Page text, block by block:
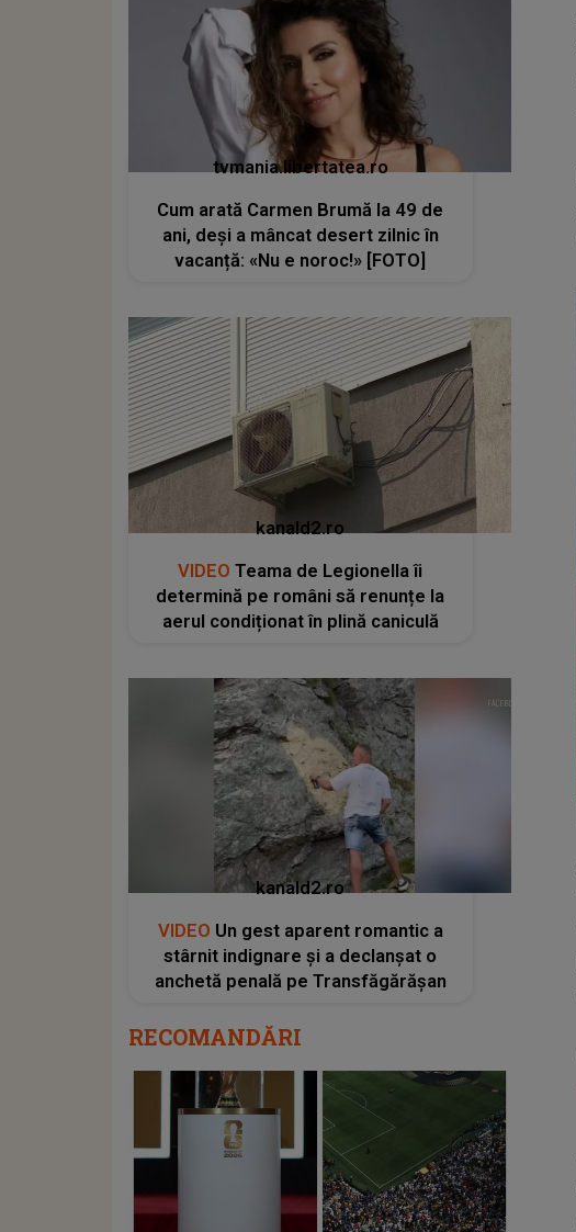
tvmania.libertatea.ro
Cum arată Carmen Brumă la 49 de
ani, deși a mâncat desert zilnic în
vacanță: «Nu e noroc!» [FOTO]
kanald2.ro
VIDEO Teama de Legionella îi
determină pe români să renunțe la
aerul condiționat în plină caniculă
kanald2.ro
VIDEO Un gest aparent romantic a
stârnit indignare și a declanșat o
anchetă penală pe Transfăgărășan
RECOMANDĂRI